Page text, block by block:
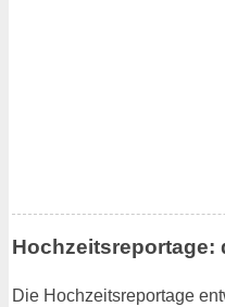
Hochzeitsreportage:
Die Hochzeitsreportage